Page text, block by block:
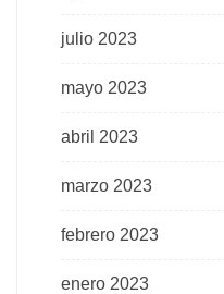
julio 2023
mayo 2023
abril 2023
marzo 2023
febrero 2023
enero 2023